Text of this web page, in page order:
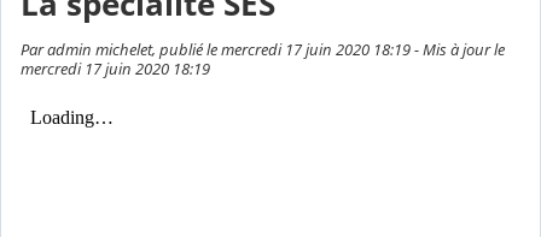
Par admin michelet, publié le mercredi 17 juin 2020 18:19 - Mis à jour le
mercredi 17 juin 2020 18:19